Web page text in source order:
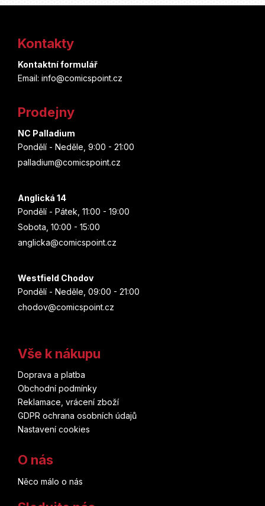
Kontakty
Kontaktní formulář
Email: info@comicspoint.cz
Prodejny
NC Palladium
Pondělí - Neděle, 9:00 - 21:00
palladium@comicspoint.cz
Anglická 14
Pondělí - Pátek, 11:00 - 19:00
Sobota, 10:00 - 15:00
anglicka@comicspoint.cz
Westfield Chodov
Pondělí - Neděle, 09:00 - 21:00
chodov@comicspoint.cz
Vše k nákupu
Doprava a platba
Obchodní podmínky
Reklamace, vrácení zboží
GDPR ochrana osobních údajů
Nastavení cookies
O nás
Něco málo o nás